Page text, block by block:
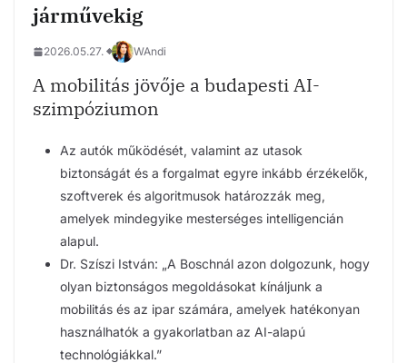
járművekig
2026.05.27. WAndi
A mobilitás jövője a budapesti AI-
szimpóziumon
Az autók működését, valamint az utasok
biztonságát és a forgalmat egyre inkább érzékelők,
szoftverek és algoritmusok határozzák meg,
amelyek mindegyike mesterséges intelligencián
alapul.
Dr. Szíszi István: „A Boschnál azon dolgozunk, hogy
olyan biztonságos megoldásokat kínáljunk a
mobilitás és az ipar számára, amelyek hatékonyan
használhatók a gyakorlatban az AI-alapú
technológiákkal.”